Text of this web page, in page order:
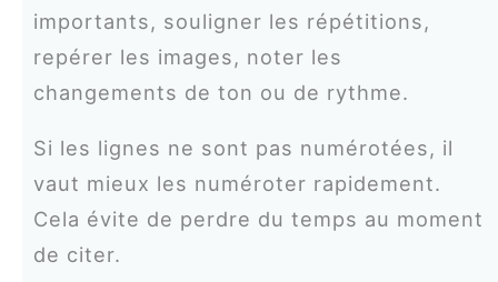
importants, souligner les répétitions,
repérer les images, noter les
changements de ton ou de rythme.
Si les lignes ne sont pas numérotées, il
vaut mieux les numéroter rapidement.
Cela évite de perdre du temps au moment
de citer.